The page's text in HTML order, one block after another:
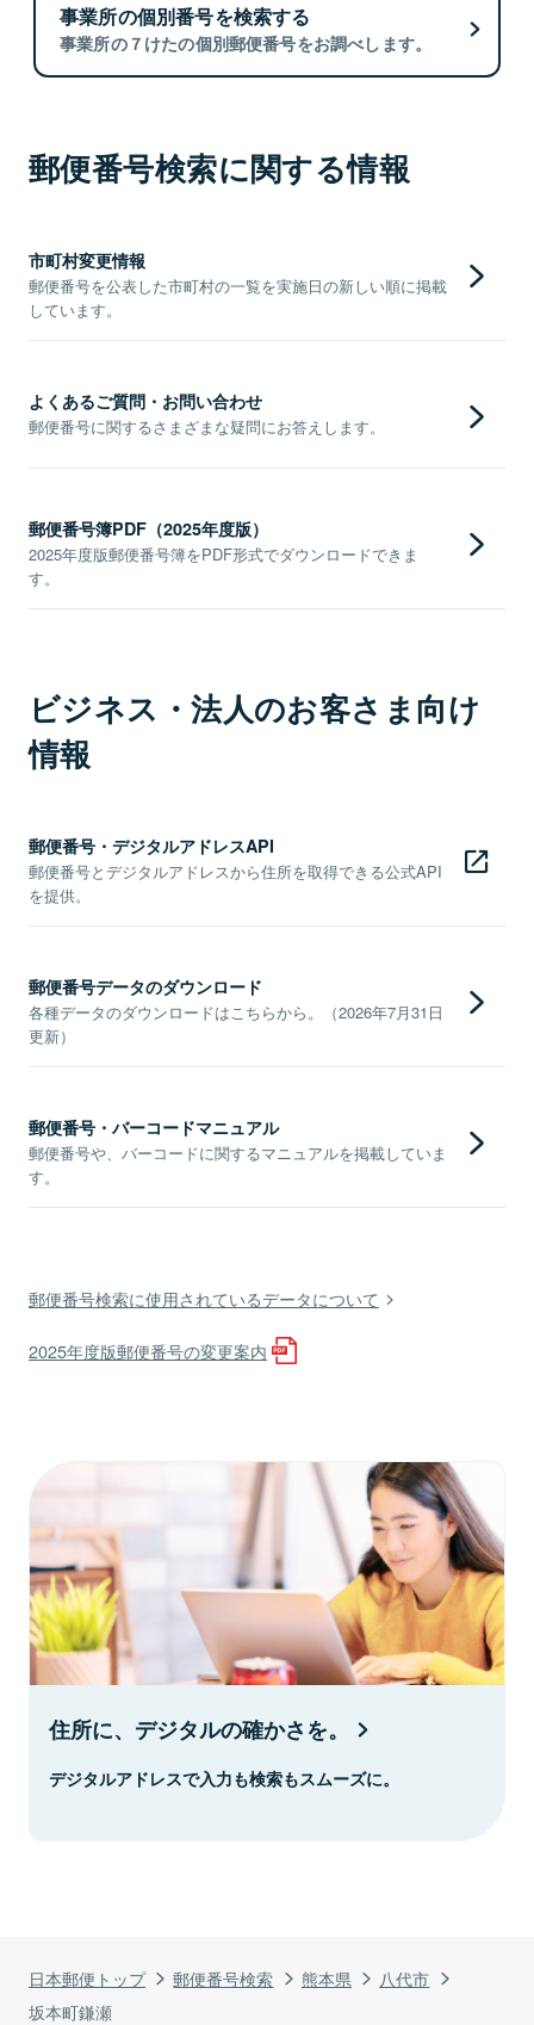
日本郵便トップ 郵便番号検索 熊本県
八代市
坂本町鎌瀬
事業所の個別番号を検索する
事業所の７けたの個別郵便番号をお調べします。
郵便番号検索に関する情報
市町村変更情報
郵便番号を公表した市町村の一覧を実施日の新しい順に掲載
しています。
よくあるご質問・お問い合わせ
郵便番号に関するさまざまな疑問にお答えします。
郵便番号簿PDF（2025年度版）
2025年度版郵便番号簿をPDF形式でダウンロードできま
す。
ビジネス・法人のお客さま向け
情報
郵便番号・デジタルアドレスAPI
郵便番号とデジタルアドレスから住所を取得できる公式API
を提供。
郵便番号データのダウンロード
各種データのダウンロードはこちらから。（2026年7月31日
更新）
郵便番号・バーコードマニュアル
郵便番号や、バーコードに関するマニュアルを掲載していま
す。
郵便番号検索に使用されているデータについて
2025年度版郵便番号の変更案内
住所に、デジタルの確かさを。
デジタルアドレスで入力も検索もスムーズに。